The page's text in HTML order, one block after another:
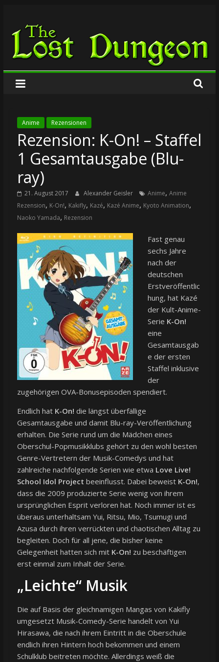
springen
The
Lost
Dungeon
Anime Rezensionen
Rezension: K-On! – Staffel
1 Gesamtausgabe (Blu-
ray)
21. August 2017 Alexander Geisler Anime, Anime
Rezension, K-On!, Kakifly, Kazé, Kazé Anime, Kyoto Animation,
Naoko Yamada, Rezension
Fast genau
sechs Jahre
nach der
deutschen
Erstveröffentlic
hung, hat Kazé
der Kult-Anime-
Serie K-On!
eine
Gesamtausgab
e der ersten
Staffel inklusive
der
zugehörigen OVA-Bonusepisoden spendiert.
Endlich hat K-On! die längst überfällige
Gesamtausgabe und damit Blu-ray-Veröffentlichung
erhalten. Die Serie rund um die Mädchen eines
Oberschul-Popmusikklubs gehört zu den wohl besten
Genre-Vertretern der Musik-Comedys und hat
zahlreiche nachfolgende Serien wie etwa Love Live!
School Idol Project beeinflusst. Dabei beweist K-On!,
dass die 2009 produzierte Serie wenig von ihrem
ursprünglichen Esprit verloren hat. Noch immer ist es
überaus unterhaltsam Yui, Ritsu, Mio, Tsumugi und
Azusa durch ihren verrückten und chaotischen Alltag zu
begleiten. Doch für all jene, die bisher keine
Gelegenheit hatten sich mit K-On! zu beschäftigen
erst einmal zum Inhalt der Serie.
„Leichte“ Musik
Die auf Basis der gleichnamigen Mangas von Kakifly
umgesetzt Musik-Comedy-Serie handelt von Yui
Hirasawa, die nach ihrem Eintritt in die Oberschule
endlich ihren Hintern hoch bekommen und einem
Schulklub beitreten möchte. Allerdings weiß die